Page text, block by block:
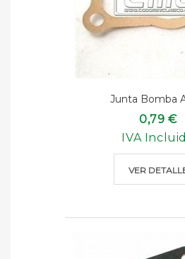
Junta Bomba
0,79 €
IVA
VER